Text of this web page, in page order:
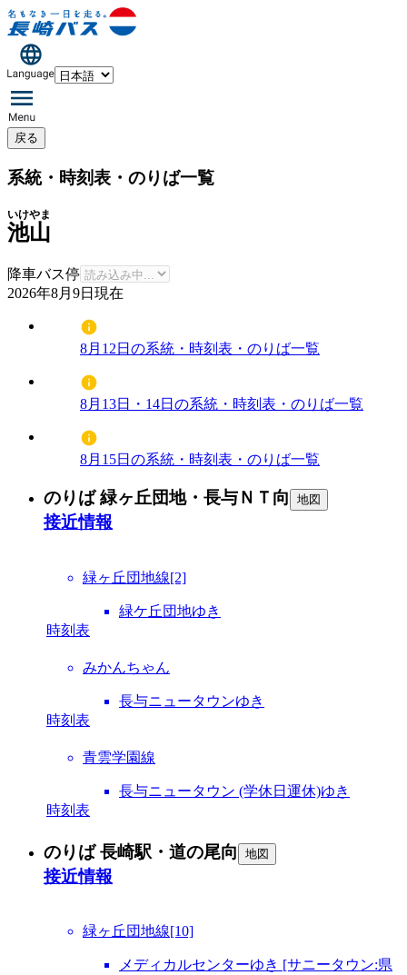
戻る
系統・時刻表・のりば一覧
池山
いけやま
降車バス停
2026年8月9日 現在
8月12日の系統・時刻表・のりば一覧
8月13日・14日の系統・時刻表・のりば一覧
8月15日の系統・時刻表・のりば一覧
のりば 緑ヶ丘団地・長与ＮＴ向 地図
接近情報
緑ヶ丘団地線[2]
緑ケ丘団地ゆき
時刻表
みかんちゃん
長与ニュータウンゆき
時刻表
青雲学園線
長与ニュータウン (学休日運休)ゆき
時刻表
のりば 長崎駅・道の尾向 地図
接近情報
緑ヶ丘団地線[10]
メディカルセンターゆき [サニータウン:県